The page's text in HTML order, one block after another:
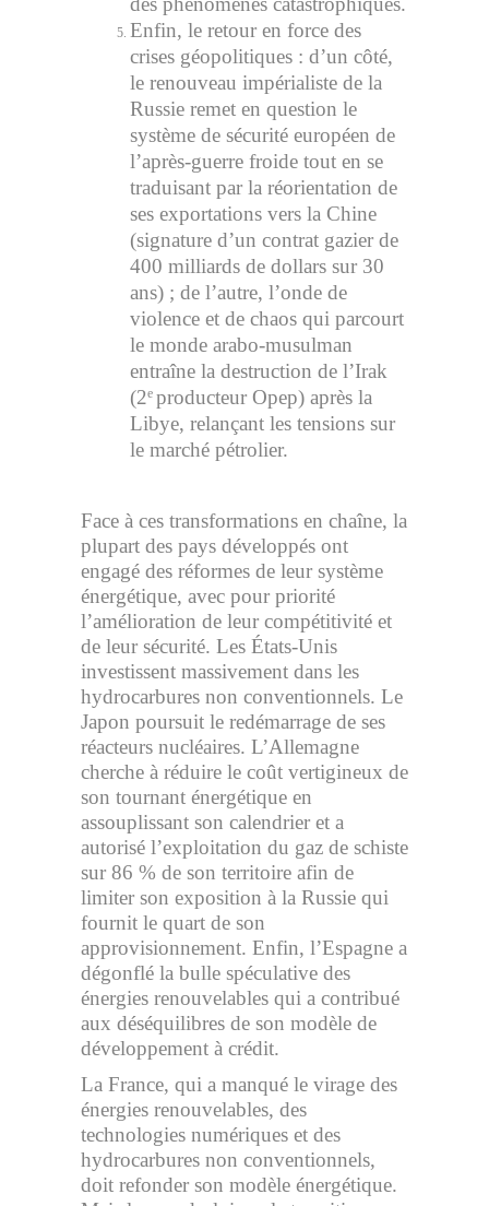
Enfin, le retour en force des
crises géopolitiques : d’un côté,
le renouveau impérialiste de la
Russie remet en question le
système de sécurité européen de
l’après-guerre froide tout en se
traduisant par la réorientation de
ses exportations vers la Chine
(signature d’un contrat gazier de
400 milliards de dollars sur 30
ans) ; de l’autre, l’onde de
violence et de chaos qui parcourt
le monde arabo-musulman
entraîne la destruction de l’Irak
(2e producteur Opep) après la
Libye, relançant les tensions sur
le marché pétrolier.
Face à ces transformations en chaîne, la
plupart des pays développés ont
engagé des réformes de leur système
énergétique, avec pour priorité
l’amélioration de leur compétitivité et
de leur sécurité. Les États-Unis
investissent massivement dans les
hydrocarbures non conventionnels. Le
Japon poursuit le redémarrage de ses
réacteurs nucléaires. L’Allemagne
cherche à réduire le coût vertigineux de
son tournant énergétique en
assouplissant son calendrier et a
autorisé l’exploitation du gaz de schiste
sur 86 % de son territoire afin de
limiter son exposition à la Russie qui
fournit le quart de son
approvisionnement. Enfin, l’Espagne a
dégonflé la bulle spéculative des
énergies renouvelables qui a contribué
aux déséquilibres de son modèle de
développement à crédit.
La France, qui a manqué le virage des
énergies renouvelables, des
technologies numériques et des
hydrocarbures non conventionnels,
doit refonder son modèle énergétique.